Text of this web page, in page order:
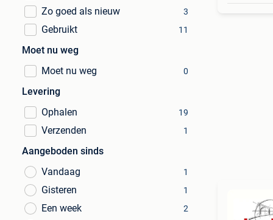
Zo goed als nieuw 3
Gebruikt 11
Moet nu weg
Moet nu weg
0
Levering
Ophalen
19
Verzenden 1
Aangeboden sinds
Vandaag
1
Gisteren 1
Een week 2